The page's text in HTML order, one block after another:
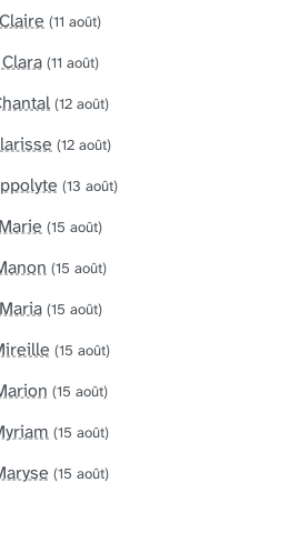
Claire (11 août)
Clara (11 août)
(12 août)
(12 août)
(13 août)
Marie (15 août)
(15 août)
Maria (15 août)
(15 août)
(15 août)
(15 août)
(15 août)